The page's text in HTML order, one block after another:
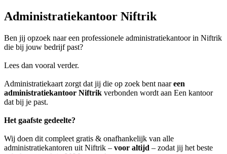
Administratiekantoor Niftrik
Ben jij opzoek naar een professionele administratiekantoor in Niftrik
die bij jouw bedrijf past?
Lees dan vooral verder.
Administratiekaart zorgt dat jij die op zoek bent naareen
administratiekantoor Niftrik verbonden wordt aan Een kantoor
dat bij je past.
Het gaafste gedeelte?
Wij doen dit compleet gratis & onafhankelijk van alle
administratiekantoren uit Niftrik – voor altijd – zodat jij het beste